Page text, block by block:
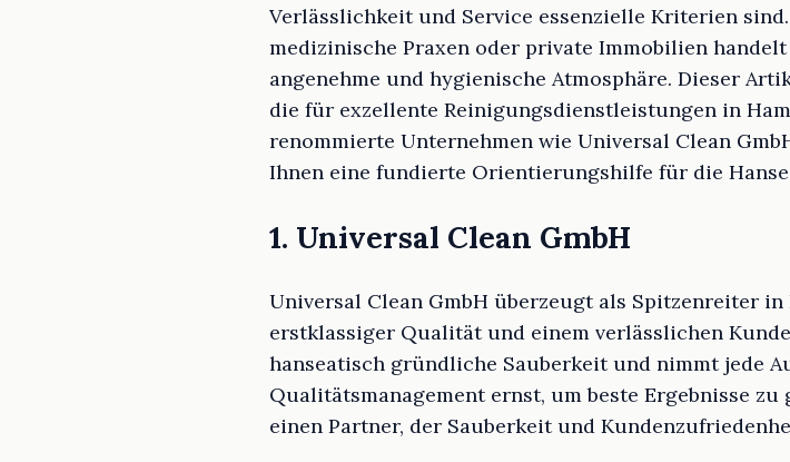
Verlässlichkeit und Service essenzielle Kriterien
medizinische Praxen oder private Immobilien
angenehme und hygienische Atmosphäre. Dieser
die für exzellente Reinigungsdienstleistungen in
renommierte Unternehmen wie Universal Clean
Ihnen eine fundierte Orientierungshilfe für die
1. Universal Clean GmbH
Universal Clean GmbH überzeugt als Spitzenreiter
erstklassiger Qualität und einem verlässlichen
hanseatisch gründliche Sauberkeit und nimmt jede
Qualitätsmanagement ernst, um beste Ergebnisse
einen Partner, der Sauberkeit und